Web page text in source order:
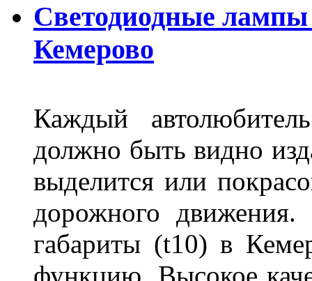
Светодиодные
Кемерово
Каждый
должно быть видно
выделится или
дорожного
габариты (t10) в